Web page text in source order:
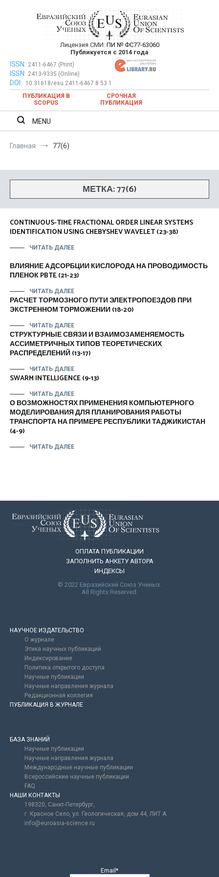
Евразийский Союз Ученых —
публикация научных статей в
ежемесячном научном журнале
Лицензия СМИ: ПИ № ФС77-63060
Публикуется с 2014 года
Евразийский Союз Ученых — публикация научных статей в
ежемесячном научном журнале
ISSN: 2411-6467 (Print)
ISSN: 2413-9335 (Online)
DOI:
10.31618/esu.2411-6467.8.53.1
ПУБЛИКАЦИЯ В
SCOPUS
СРОЧНАЯ
ПУБЛИКАЦИЯ
MENU
Главная 77(6)
МЕТКА:77(6)
CONTINUOUS-TIME FRACTIONAL ORDER LINEAR SYSTEMS
IDENTIFICATION USING CHEBYSHEV WAVELET (23-38)
ЧИТАТЬ ДАЛЕЕ
ВЛИЯНИЕ АДСОРБЦИИ КИСЛОРОДА НА ПРОВОДИМОСТЬ
ПЛЕНОК PBTE (21-23)
ЧИТАТЬ ДАЛЕЕ
РАСЧЕТ ТОРМОЗНОГО ПУТИ ЭЛЕКТРОПОЕЗДОВ ПРИ
ЭКСТРЕННОМ ТОРМОЖЕНИИ (18-20)
ЧИТАТЬ ДАЛЕЕ
СТРУКТУРНЫЕ СВЯЗИ И ВЗАИМОЗАМЕНЯЕМОСТЬ
АССИМЕТРИЧНЫХ ТИПОВ ТЕОРЕТИЧЕСКИХ
РАСПРЕДЕЛЕНИЙ (13-17)
ЧИТАТЬ ДАЛЕЕ
SWARM INTELLIGENCE (9-13)
ЧИТАТЬ ДАЛЕЕ
О ВОЗМОЖНОСТЯХ ПРИМЕНЕНИЯ КОМПЬЮТЕРНОГО
МОДЕЛИРОВАНИЯ ДЛЯ ПЛАНИРОВАНИЯ РАБОТЫ
ТРАНСПОРТА НА ПРИМЕРЕ РЕСПУБЛИКИ ТАДЖИКИСТАН
(4-9)
ЧИТАТЬ ДАЛЕЕ
ОПЛАТА ПУБЛИКАЦИИ
ЗАПОЛНИТЬ АНКЕТУ АВТОРА
ИНДЕКСЫ
© 2022 Евразийский Союз Ученых.
All Rights Reserved.
НАУЧНОЕ ИЗДАТЕЛЬСТВО
О журнале
Этика научных публикаций
Индексирование
Политика открытого доступа
Научные публикации
Научные направления журнала
Редакционная коллегия
ПУБЛИКАЦИЯ В ЖУРНАЛЕ
БАЗА ЗНАНИЙ
Научные публикации
Научные направления журнала
Международные научные публикации
Всероссийские научные публикации
FAQ
НАШИ КОНТАКТЫ
198320, Санкт-Петербург,
г. Красное Село, ул. Геологическая, дом 44, ЛИТ А.
info@euroasia-science.ru
Email*